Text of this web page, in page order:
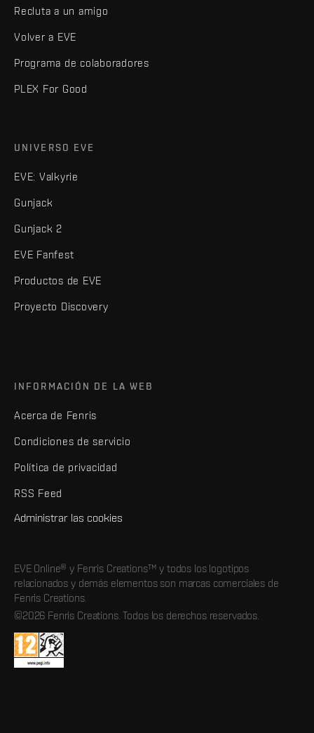
Recluta a un amigo
Volver a EVE
Programa de colaboradores
PLEX For Good
UNIVERSO EVE
EVE: Valkyrie
Gunjack
Gunjack 2
EVE Fanfest
Productos de EVE
Proyecto Discovery
INFORMACIÓN DE LA WEB
Acerca de Fenris
Condiciones de servicio
Política de privacidad
RSS Feed
Administrar las cookies
EVE Online® y Fenris Creations™ y todos los logotipos
relacionados y demás elementos son marcas comerciales de
Fenris Creations.
©2026 Fenris Creations. Todos los derechos reservados.